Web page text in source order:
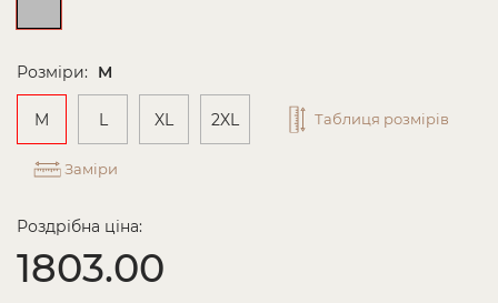
Розміри: M
M L XL 2XL Таблиця розмірів
Заміри
Роздрібна ціна:
1803.00